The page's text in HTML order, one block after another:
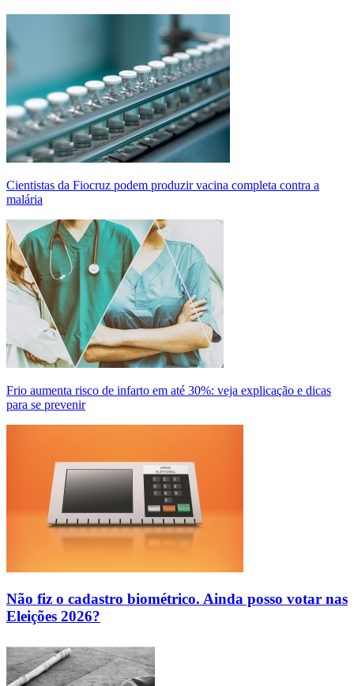
Cientistas da Fiocruz podem produzir vacina completa contra a
malária
Frio aumenta risco de infarto em até 30%: veja explicação e dicas
para se prevenir
Não fiz o cadastro biométrico. Ainda posso votar nas
Eleições 2026?